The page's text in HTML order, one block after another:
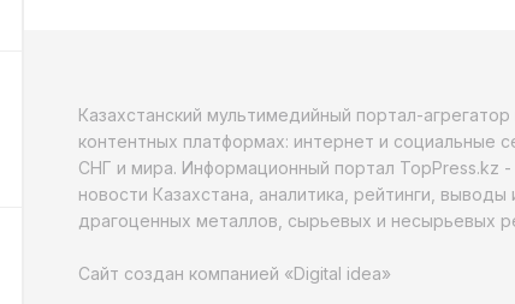
Казахстанский мультимедийный портал-
контентных платформах: интернет и социальные
СНГ и мира. Информационный портал TopPress.kz
новости Казахстана, аналитика, рейтинги,
драгоценных металлов, сырьевых и несырьевых
Сайт создан компанией «Digital idea»